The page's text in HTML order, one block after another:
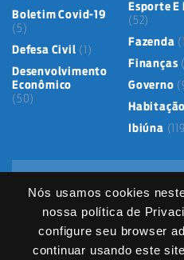
Nós usamos cookies
nossa política de
configure seu browser
continuar usando este
Boletim Covid-19
(5)
Defesa Civil (1)
Desenvolvimento
Econômico
(50)
Esporte E
(52)
Fazenda
Finanças
Governo
Habitação
Ibiúna
Mapa do Site Política de